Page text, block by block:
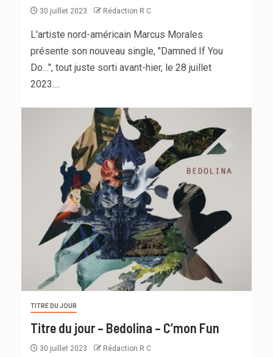
30 juillet 2023 Rédaction R C
L'artiste nord-américain Marcus Morales
présente son nouveau single, "Damned If You
Do…", tout juste sorti avant-hier, le 28 juillet
2023....
TITRE DU JOUR
Titre du jour – Bedolina – C’mon Fun
30 juillet 2023 Rédaction R C